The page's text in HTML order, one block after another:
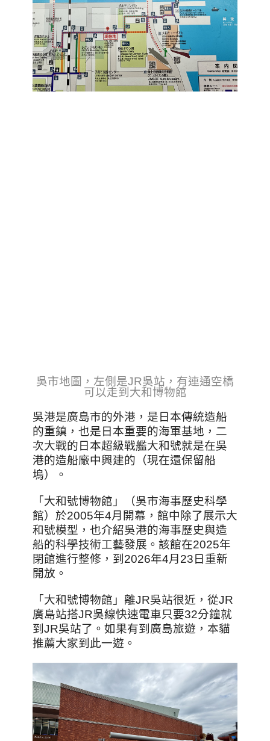
吳市地圖，左側是JR吳站，有連通空橋
可以走到大和博物館
吳港是廣島市的外港，是日本傳統造船
的重鎮，也是日本重要的海軍基地，二
次大戰的日本超級戰艦大和號就是在吳
港的造船廠中興建的（現在還保留船
塢）。
「大和號博物館」（吳市海事歷史科學
館）於2005年4月開幕，館中除了展示大
和號模型，也介紹吳港的海事歷史與造
船的科學技術工藝發展。該館在2025年
閉館進行整修，到2026年4月23日重新
開放。
「大和號博物館」離JR吳站很近，從JR
廣島站搭JR吳線快速電車只要32分鐘就
到JR吳站了。如果有到廣島旅遊，本貓
推薦大家到此一遊。